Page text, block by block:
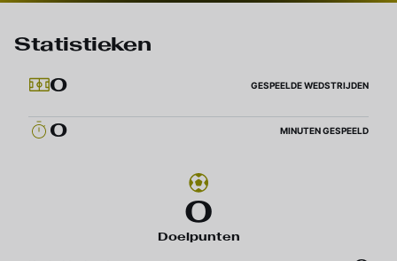
Statistieken
0
GESPEELDE WEDSTRIJDEN
0 MINUTEN GESPEELD
0
Doelpunten